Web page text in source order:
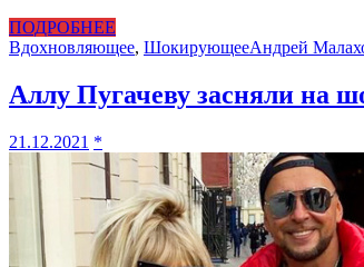
ПОДРОБНЕЕ
Вдохновляющее, ШокирующееАндрей
Аллу Пугачеву засняли на
21.12.2021 *